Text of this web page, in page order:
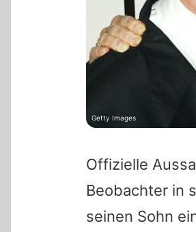
Offizielle
Beobachter in
seinen Sohn
Getty Images